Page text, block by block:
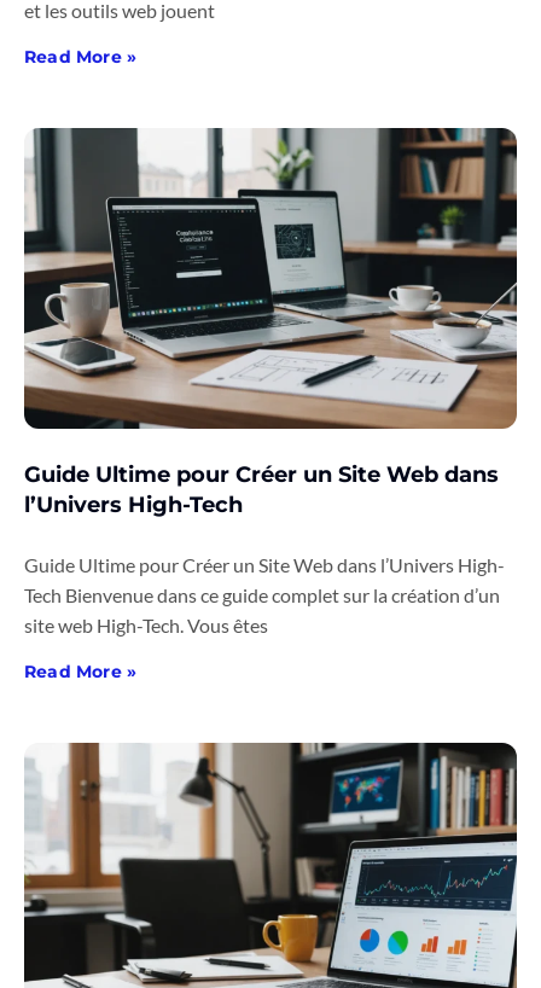
et les outils web jouent
Read More »
Guide Ultime pour Créer un Site Web dans
l’Univers High-Tech
Guide Ultime pour Créer un Site Web dans l’Univers High-
Tech Bienvenue dans ce guide complet sur la création d’un
site web High-Tech. Vous êtes
Read More »